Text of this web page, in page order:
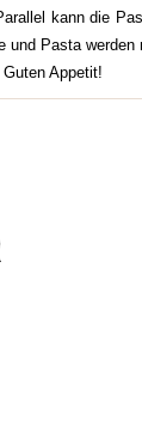
kann die
und Pasta werden
Appetit!